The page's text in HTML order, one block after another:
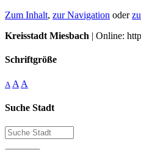
Zum Inhalt, zur Navigation oder
Kreisstadt Miesbach | Online:
Schriftgröße
A A A
Suche Stadt